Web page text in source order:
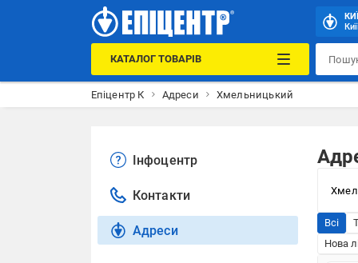
КАТАЛОГ ТОВАРІВ
Епіцентр К Адреси Хмельницький
Інфоцентр
Контакти
Адреси Всі
Нова